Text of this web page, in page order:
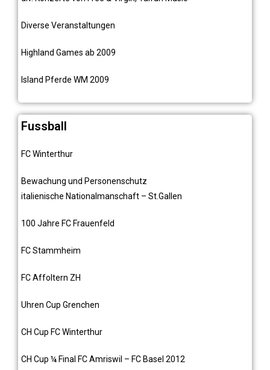
Diverse Veranstaltungen
Highland Games ab 2009
Island Pferde WM 2009
Fussball
FC Winterthur
Bewachung und Personenschutz
italienische Nationalmanschaft – St.Gallen
100 Jahre FC Frauenfeld
FC Stammheim
FC Affoltern ZH
Uhren Cup Grenchen
CH Cup FC Winterthur
CH Cup ¼ Final FC Amriswil – FC Basel 2012